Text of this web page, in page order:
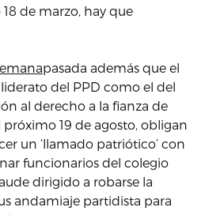
de marzo, hay que
pasada además que el
del PPD como el del
al derecho a la fianza de
19 de agosto, obligan
un ‘llamado patriótico’ con
funcionarios del colegio
dirigido a robarse la
andamiaje partidista para